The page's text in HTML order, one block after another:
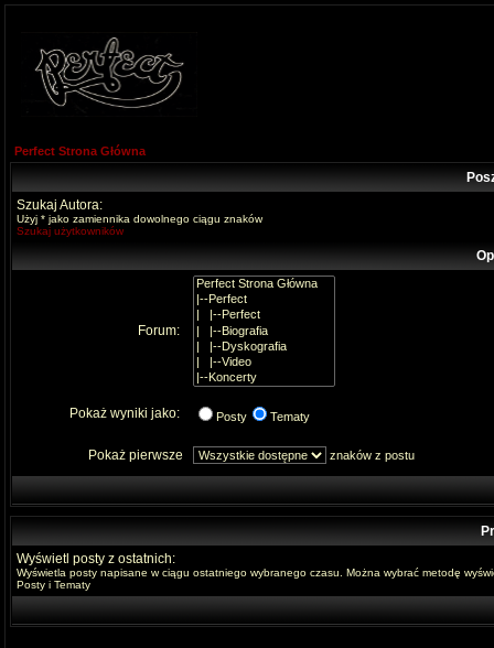
Perfect Strona Główna
Szukaj Autora:
Użyj * jako zamiennika dowolnego ciągu znaków
Szukaj użytkowników
Forum:
Pokaż wyniki jako: Posty Tematy
Pokaż pierwsze znaków z postu
Wyświetl posty z ostatnich:
Wyświetla posty napisane w ciągu ostatniego wybranego czasu. Można wybrać metodę
Posty i Tematy